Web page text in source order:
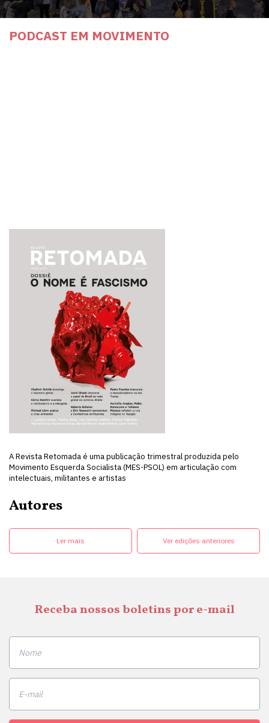
PODCAST EM MOVIMENTO
A Revista Retomada é uma publicação trimestral produzida pelo
Movimento Esquerda Socialista (MES-PSOL) em articulação com
intelectuais, militantes e artistas
Autores
Ler mais Ver edições anteriores
Receba nossos boletins por e-mail